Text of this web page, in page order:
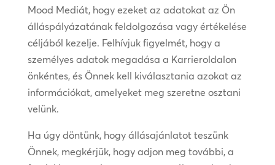
Mood Mediát, hogy ezeket az adatokat az Ön
álláspályázatának feldolgozása vagy értékelése
céljából kezelje. Felhívjuk figyelmét, hogy a
személyes adatok megadása a Karrieroldalon
önkéntes, és Önnek kell kiválasztania azokat az
információkat, amelyeket meg szeretne osztani
velünk.
Ha úgy döntünk, hogy állásajánlatot teszünk
Önnek, megkérjük, hogy adjon meg további, a